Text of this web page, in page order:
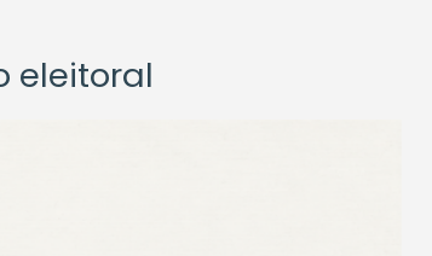
eleitoral